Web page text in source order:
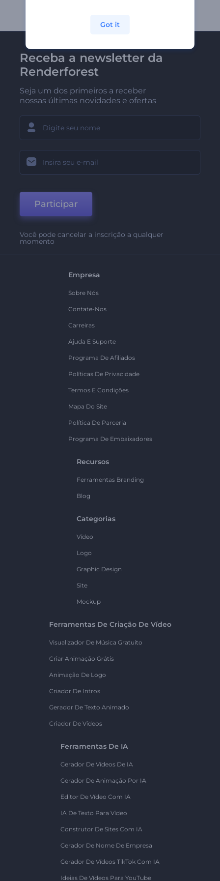
Receba a newsletter da
Renderforest
Seja um dos primeiros a receber
nossas últimas novidades e ofertas
Participar
Você pode cancelar a inscrição a qualquer
momento
Empresa
Sobre Nós
Contate-Nos
Carreiras
Ajuda E Suporte
Programa De Afiliados
Políticas De Privacidade
Termos E Condições
Mapa Do Site
Política De Parceria
Programa De Embaixadores
Recursos
Ferramentas Branding
Blog
Categorias
Vídeo
Logo
Graphic Design
Site
Mockup
Ferramentas De Criação De Vídeo
Visualizador De Música Gratuito
Criar Animação Grátis
Animação De Logo
Criador De Intros
Gerador De Texto Animado
Criador De Vídeos
Ferramentas De IA
Gerador De Vídeos De IA
Gerador De Animação Por IA
Editor De Vídeo Com IA
IA De Texto Para Vídeo
Construtor De Sites Com IA
Gerador De Nome De Empresa
Gerador De Vídeos TikTok Com IA
Ideias De Vídeos Para YouTube
Got it